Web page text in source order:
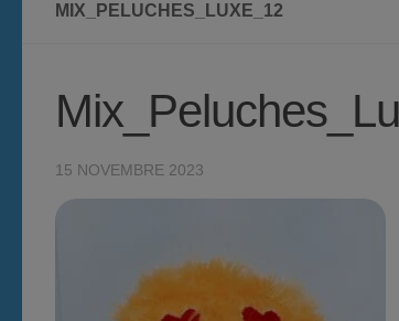
MIX_PELUCHES_LUXE_12
15 NOVEMBRE 2023